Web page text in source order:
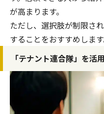
が高まります。
ただし、選択肢が制限さ
することをおすすめします
「テナント連合隊」を活